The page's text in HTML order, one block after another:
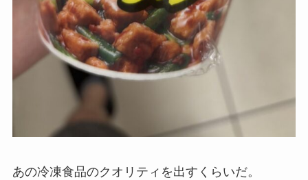
あの冷凍食品のクオリティを出すくらいだ。